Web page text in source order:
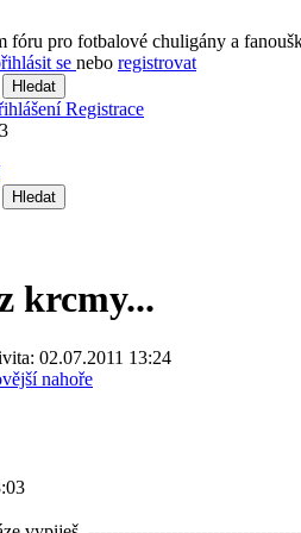
fóru pro fotbalové chuligány a
se nebo registrovat
Hledat
Registrace
Hledat
krcmy...
02.07.2011 13:24
nahoře